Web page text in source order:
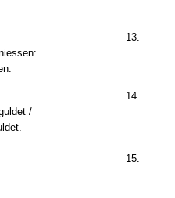
13.
14.
/
15.